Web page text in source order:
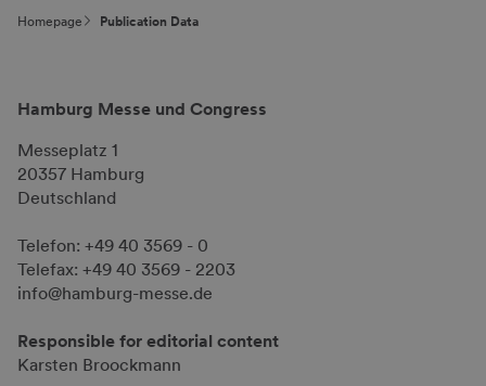
Homepage Publication Data
Hamburg Messe und Congress
Messeplatz 1
20357 Hamburg
Deutschland
Telefon: +49 40 3569 - 0
Telefax: +49 40 3569 - 2203
info@hamburg-messe.de
Responsible for editorial content
Karsten Broockmann